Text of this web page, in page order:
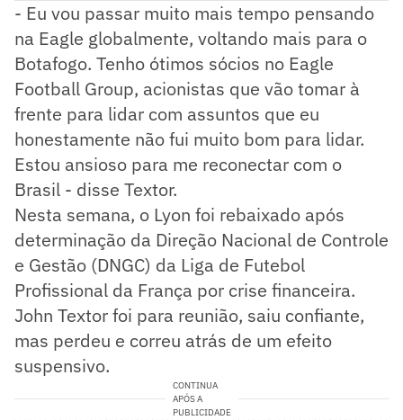
- Eu vou passar muito mais tempo pensando
na Eagle globalmente, voltando mais para o
Botafogo. Tenho ótimos sócios no Eagle
Football Group, acionistas que vão tomar à
frente para lidar com assuntos que eu
honestamente não fui muito bom para lidar.
Estou ansioso para me reconectar com o
Brasil - disse Textor.
Nesta semana, o Lyon foi rebaixado após
determinação da Direção Nacional de Controle
e Gestão (DNGC) da Liga de Futebol
Profissional da França por crise financeira.
John Textor foi para reunião, saiu confiante,
mas perdeu e correu atrás de um efeito
suspensivo.
CONTINUA
APÓS A
PUBLICIDADE